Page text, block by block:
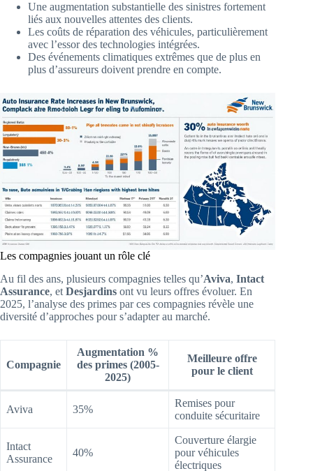
Une augmentation substantielle des sinistres fortement
liés aux nouvelles attentes des clients.
Les coûts de réparation des véhicules, particulièrement
avec l’essor des technologies intégrées.
Des événements climatiques extrêmes que de plus en
plus d’assureurs doivent prendre en compte.
Les compagnies jouant un rôle clé
Au fil des ans, plusieurs compagnies telles qu’Aviva, Intact
Assurance, et Desjardins ont vu leurs offres évoluer. En
2025, l’analyse des primes par ces compagnies révèle une
diversité d’approches pour s’adapter au marché.
Compagnie
Augmentation %
des primes (2005-
2025)
Meilleure offre
pour le client
Aviva 35%
Remises pour
conduite sécuritaire
Intact
Assurance
40%
Couverture élargie
pour véhicules
électriques